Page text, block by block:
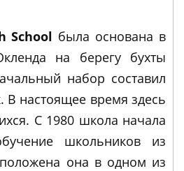
School была основана в
на берегу бухты
набор составил
В настоящее время здесь
С 1980 школа начала
школьников из
она в одном из